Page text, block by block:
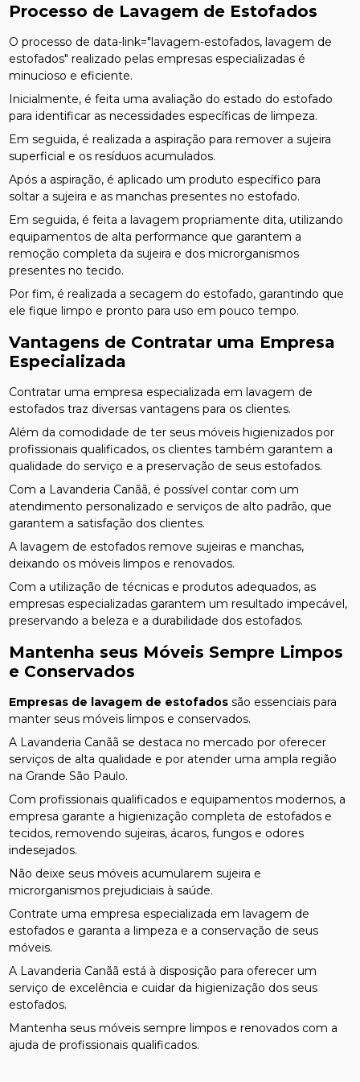
Processo de Lavagem de Estofados
O processo de data-link="lavagem-estofados, lavagem de
estofados" realizado pelas empresas especializadas é
minucioso e eficiente.
Inicialmente, é feita uma avaliação do estado do estofado
para identificar as necessidades específicas de limpeza.
Em seguida, é realizada a aspiração para remover a sujeira
superficial e os resíduos acumulados.
Após a aspiração, é aplicado um produto específico para
soltar a sujeira e as manchas presentes no estofado.
Em seguida, é feita a lavagem propriamente dita, utilizando
equipamentos de alta performance que garantem a
remoção completa da sujeira e dos microrganismos
presentes no tecido.
Por fim, é realizada a secagem do estofado, garantindo que
ele fique limpo e pronto para uso em pouco tempo.
Vantagens de Contratar uma Empresa
Especializada
Contratar uma empresa especializada em lavagem de
estofados traz diversas vantagens para os clientes.
Além da comodidade de ter seus móveis higienizados por
profissionais qualificados, os clientes também garantem a
qualidade do serviço e a preservação de seus estofados.
Com a Lavanderia Canãã, é possível contar com um
atendimento personalizado e serviços de alto padrão, que
garantem a satisfação dos clientes.
A lavagem de estofados remove sujeiras e manchas,
deixando os móveis limpos e renovados.
Com a utilização de técnicas e produtos adequados, as
empresas especializadas garantem um resultado impecável,
preservando a beleza e a durabilidade dos estofados.
Mantenha seus Móveis Sempre Limpos
e Conservados
Empresas de lavagem de estofados são essenciais para
manter seus móveis limpos e conservados.
A Lavanderia Canãã se destaca no mercado por oferecer
serviços de alta qualidade e por atender uma ampla região
na Grande São Paulo.
Com profissionais qualificados e equipamentos modernos, a
empresa garante a higienização completa de estofados e
tecidos, removendo sujeiras, ácaros, fungos e odores
indesejados.
Não deixe seus móveis acumularem sujeira e
microrganismos prejudiciais à saúde.
Contrate uma empresa especializada em lavagem de
estofados e garanta a limpeza e a conservação de seus
móveis.
A Lavanderia Canãã está à disposição para oferecer um
serviço de excelência e cuidar da higienização dos seus
estofados.
Mantenha seus móveis sempre limpos e renovados com a
ajuda de profissionais qualificados.